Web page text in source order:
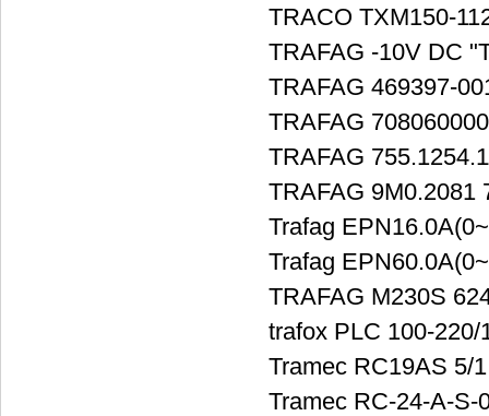
TRACO TXM150-
TRAFAG -10V DC
TRAFAG 469397-
TRAFAG
TRAFAG
TRAFAG 9M0.2081
Trafag
Trafag
TRAFAG M230S
trafox PLC 100-220/
Tramec RC19AS 5/
Tramec RC-24-A-S-